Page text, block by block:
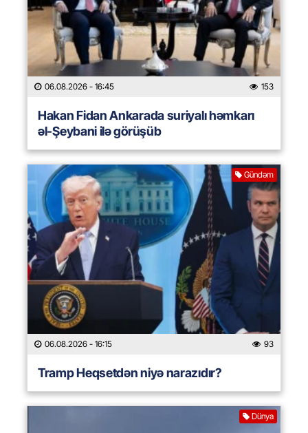
06.08.2026 - 16:45 153
Hakan Fidan Ankarada suriyalı həmkarı
əl-Şeybani ilə görüşüb
Gündəm
06.08.2026 - 16:15 93
Tramp Heqsetdən niyə narazıdır?
Dünya